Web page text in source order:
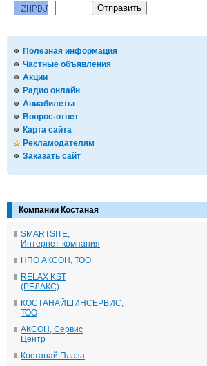
Полезная информация
Частные объявления
Акции
Радио онлайн
Авиабилеты
Вопрос-ответ
Карта сайта
Рекламодателям
Заказать сайт
Компании Костаная
SMARTSITE,
Интернет-компания
НПО АКСОН, ТОО
RELAX KST
(РЕЛАКС)
КОСТАНАЙШИНСЕРВИС,
ТОО
АКСОН, Сервис
Центр
Костанай Плаза